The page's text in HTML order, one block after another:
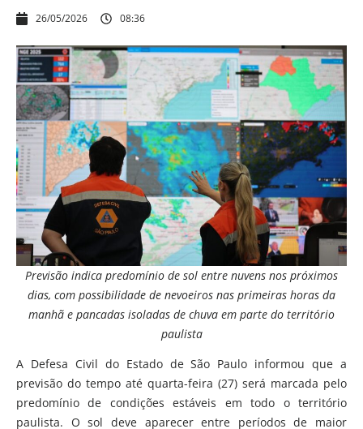
26/05/2026 08:36
Previsão indica predomínio de sol entre nuvens nos próximos
dias, com possibilidade de nevoeiros nas primeiras horas da
manhã e pancadas isoladas de chuva em parte do território
paulista
A Defesa Civil do Estado de São Paulo informou que a
previsão do tempo até quarta-feira (27) será marcada pelo
predomínio de condições estáveis em todo o território
paulista. O sol deve aparecer entre períodos de maior